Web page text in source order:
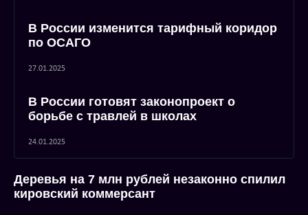
В России изменится тарифный коридор
по ОСАГО
27.01.2025
В России готовят законопроект о
борьбе с травлей в школах
24.01.2025
Деревья на 7 млн рублей незаконно спилил
кировский коммерсант